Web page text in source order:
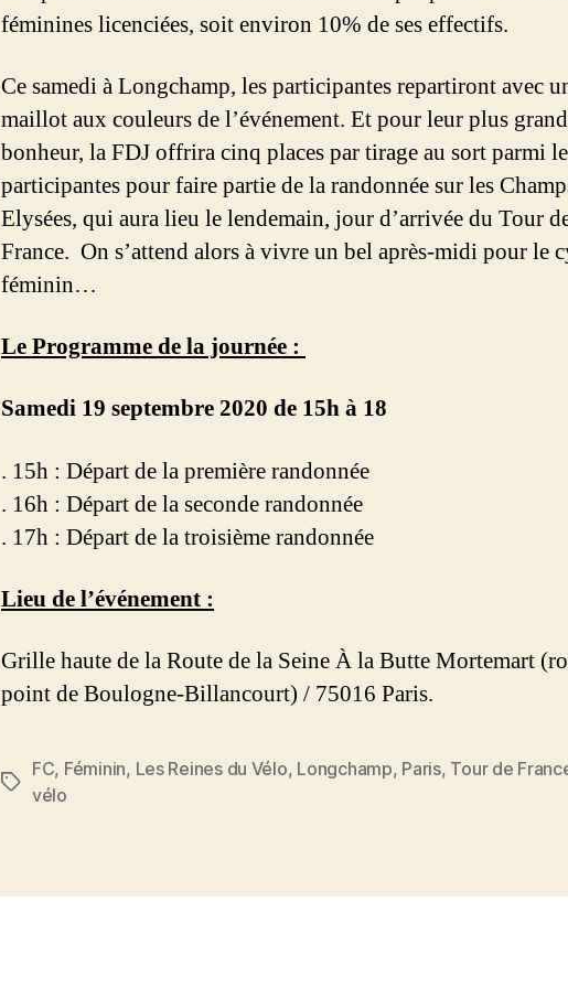
féminines licenciées, soit environ 10% de ses effectifs.
Ce samedi à Longchamp, les participantes repartiront avec
maillot aux couleurs de l’événement. Et pour leur plus grand
bonheur, la FDJ offrira cinq places par tirage au sort parmi
participantes pour faire partie de la randonnée sur les
Elysées, qui aura lieu le lendemain, jour d’arrivée du Tour
France. On s’attend alors à vivre un bel après-midi pour le
féminin…
Le Programme de la journée :
Samedi 19 septembre 2020 de 15h à 18
. 15h : Départ de la première randonnée
. 16h : Départ de la seconde randonnée
. 17h : Départ de la troisième randonnée
Lieu de l’événement :
Grille haute de la Route de la Seine À la Butte Mortemart
point de Boulogne-Billancourt) / 75016 Paris.
Étiquettes
FC, Féminin, Les Reines du Vélo, Longchamp, Paris, Tour de
vélo